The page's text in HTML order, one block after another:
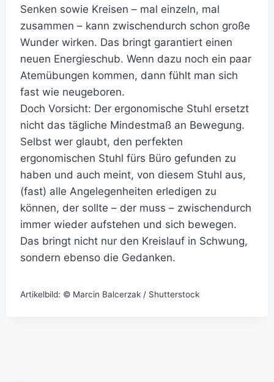
Senken sowie Kreisen – mal einzeln, mal
zusammen – kann zwischendurch schon große
Wunder wirken. Das bringt garantiert einen
neuen Energieschub. Wenn dazu noch ein paar
Atemübungen kommen, dann fühlt man sich
fast wie neugeboren.
Doch Vorsicht: Der ergonomische Stuhl ersetzt
nicht das tägliche Mindestmaß an Bewegung.
Selbst wer glaubt, den perfekten
ergonomischen Stuhl fürs Büro gefunden zu
haben und auch meint, von diesem Stuhl aus,
(fast) alle Angelegenheiten erledigen zu
können, der sollte – der muss – zwischendurch
immer wieder aufstehen und sich bewegen.
Das bringt nicht nur den Kreislauf in Schwung,
sondern ebenso die Gedanken.
Artikelbild: © Marcin Balcerzak / Shutterstock